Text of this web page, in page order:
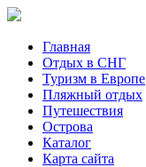
Главная
Отдых в СНГ
Туризм в Европе
Пляжный отдых
Путешествия
Острова
Каталог
Карта сайта